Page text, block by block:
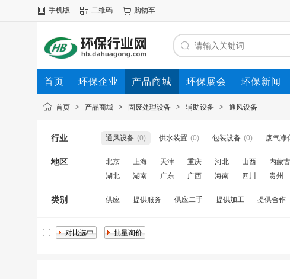
手机版 二维码 购物车
首页 环保企业 产品商城 环保展会 环保新闻
首页 > 产品商城 > 固废处理设备 > 辅助设备 > 通风设备
行业 通风设备 (0) 供水装置 (0) 包装设备 (0) 废气净
地区 北京 上海 天津 重庆 河北 山西 内蒙古
湖北
湖南 广东 广西 海南 四川 贵州
类别 供应 提供服务 供应二手 提供加工 提供合作